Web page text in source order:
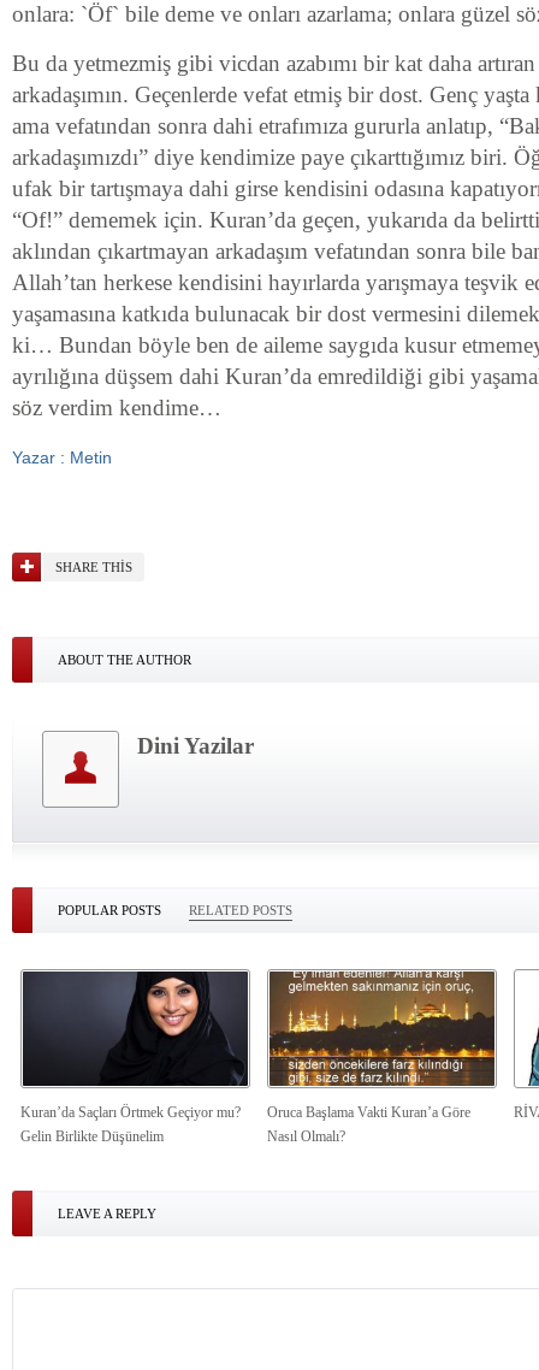
onlara: `Öf` bile deme ve onları azarlama; onlara güzel
Bu da yetmezmiş gibi vicdan azabımı bir kat daha
arkadaşımın. Geçenlerde vefat etmiş bir dost. Genç
ama vefatından sonra dahi etrafımıza gururla anlatıp,
arkadaşımızdı” diye kendimize paye çıkarttığımız biri.
ufak bir tartışmaya dahi girse kendisini odasına
“Of!” dememek için. Kuran’da geçen, yukarıda da
aklından çıkartmayan arkadaşım vefatından sonra bile
Allah’tan herkese kendisini hayırlarda yarışmaya teşvik
yaşamasına katkıda bulunacak bir dost vermesini
ki… Bundan böyle ben de aileme saygıda kusur
ayrılığına düşsem dahi Kuran’da emredildiği gibi
söz verdim kendime…
Yazar : Metin
SHARE THIS
ABOUT THE AUTHOR
Dini Yazilar
POPULAR POSTS RELATED POSTS
Kuran’da Saçları Örtmek Geçiyor mu?
Gelin Birlikte Düşünelim
Oruca Başlama Vakti Kuran’a Göre
Nasıl Olmalı?
LEAVE A REPLY